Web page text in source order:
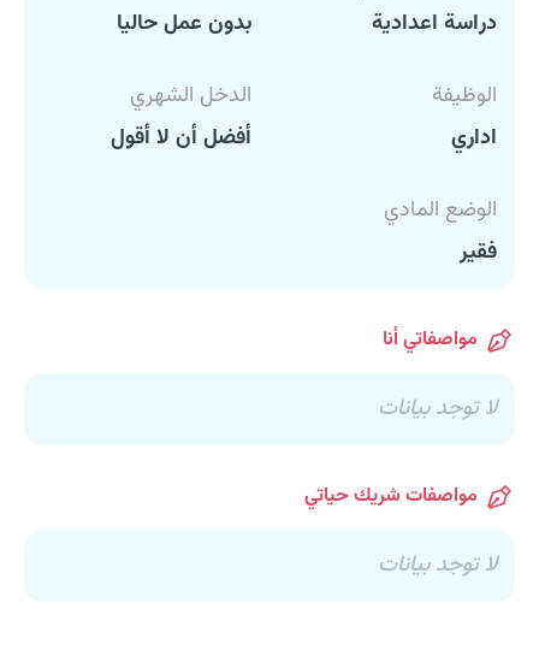
دراسة اعدادية
بدون عمل حاليا
الوظيفة
اداري
الدخل الشهري
أفضل أن لا أقول
الوضع المادي
فقير
مواصفاتي أنا
لا توجد بيانات
مواصفات شريك حياتي
لا توجد بيانات